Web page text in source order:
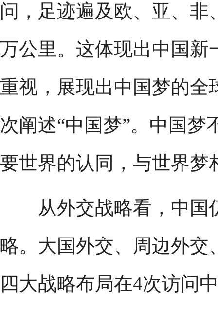
问，足迹遍及欧、亚、非
万公里。这体现出中国新
重视，展现出中国梦的全
次阐述“中国梦”。中国
要世界的认同，与世界梦
从外交战略看，中国
略。大国外交、周边外交
四大战略布局在4次访问